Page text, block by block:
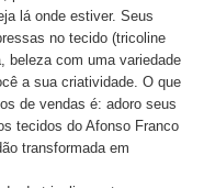
lá onde estiver. Seus
no tecido (tricoline
beleza com uma variedade
a sua criatividade. O que
de vendas é: adoro seus
tecidos do Afonso Franco
transformada em